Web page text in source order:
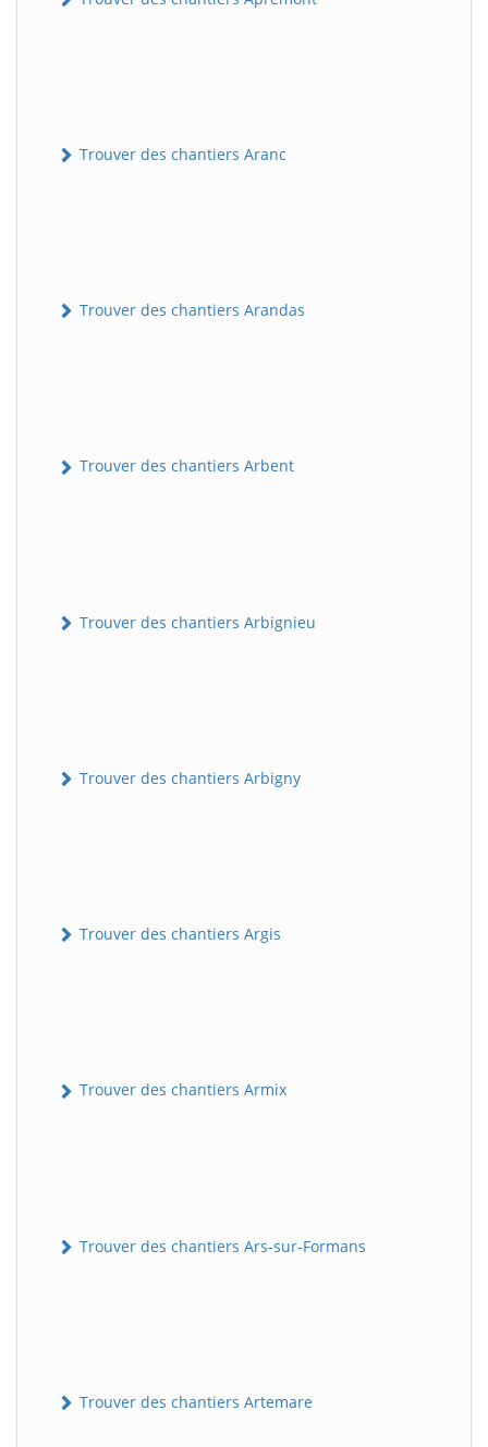
Trouver des chantiers Aranc
Trouver des chantiers Arandas
Trouver des chantiers Arbent
Trouver des chantiers Arbignieu
Trouver des chantiers Arbigny
Trouver des chantiers Argis
Trouver des chantiers Armix
Trouver des chantiers Ars-sur-Formans
Trouver des chantiers Artemare